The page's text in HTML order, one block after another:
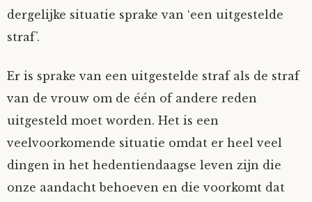
Vorrion
Vrolijke Dondersteen
Zofianina
dergelijke situatie sprake van ‘een uitgestelde
straf’.
Er is sprake van een uitgestelde straf als de straf
van de vrouw om de één of andere reden
uitgesteld moet worden. Het is een
veelvoorkomende situatie omdat er heel veel
dingen in het hedentiendaagse leven zijn die
onze aandacht behoeven en die voorkomt dat